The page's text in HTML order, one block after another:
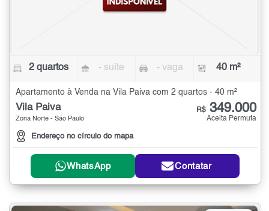
2 quartos - suíte - vaga 40 m²
Apartamento à Venda na Vila Paiva com 2 quartos - 40 m²
Vila Paiva
Zona Norte - São Paulo
Endereço no círculo do mapa
R$ 349.000
Aceita Permuta
WhatsApp Contatar